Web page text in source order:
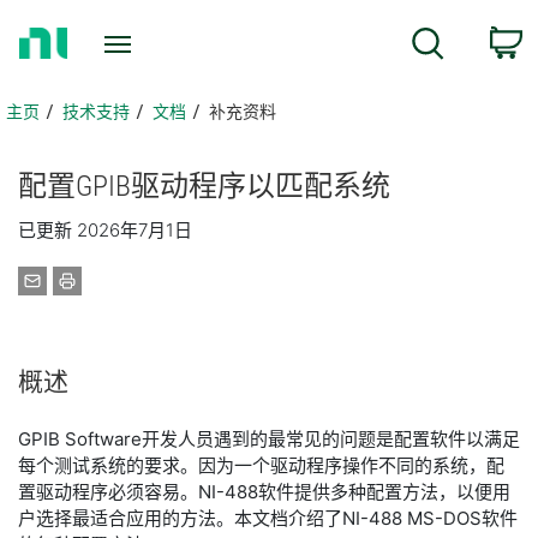
页主页 技术支持 文档 补充资料
配置GPIB驱动程序以匹配系统
已更新 2026年7月1日
概述
GPIB Software开发人员遇到的最常见的问题是配置软件以满足
每个测试系统的要求。因为一个驱动程序操作不同的系统，配
置驱动程序必须容易。NI-488软件提供多种配置方法，以便用
户选择最适合应用的方法。本文档介绍了NI-488 MS-DOS软件